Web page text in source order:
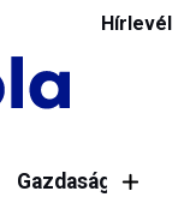
Hírlevél
Gazdaság